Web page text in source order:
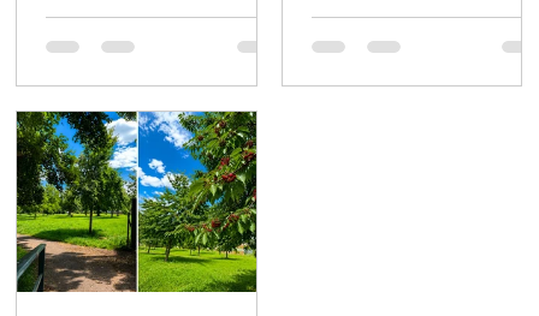
Fragen. 🧩 An jeder Station
löst ihr eine Aufgabe und